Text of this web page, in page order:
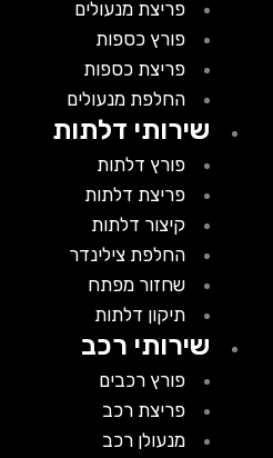
פריצת מנעולים
פורץ כספות
פריצת כספות
החלפת מנעולים
שירותי דלתות
פורץ דלתות
פריצת דלתות
קיצור דלתות
החלפת צילינדר
שחזור מפתח
תיקון דלתות
שירותי רכב
פורץ רכבים
פריצת רכב
מנעולן רכב